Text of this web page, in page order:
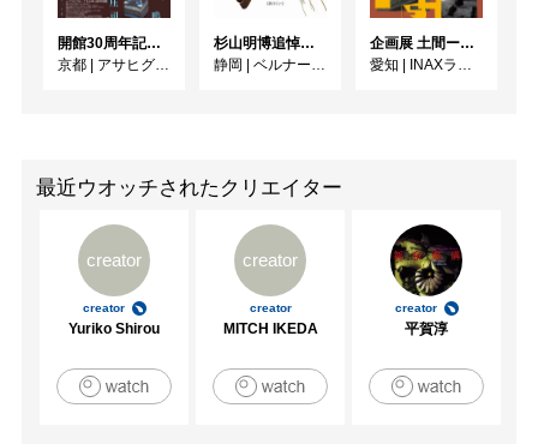
開館30周年記念 山本爲三郎・河井寬次郎没後60年記念 「共鳴 河井寬次郎 × 濱田庄司 ー山本爲三郎コレクションより」
京都 | アサヒグループ大山崎山荘美術館
杉山明博追悼展 木とわたし―木工の妙技と美術教育
静岡 | ベルナール・ビュフェ美術館
企画展 土間ーつくって、つかって、再発見ー
愛知 | INAXライブミュージアム
最近ウオッチされたクリエイター
creator
creator
Yuriko Shirou
creator
creator
MITCH IKEDA
creator
平賀淳